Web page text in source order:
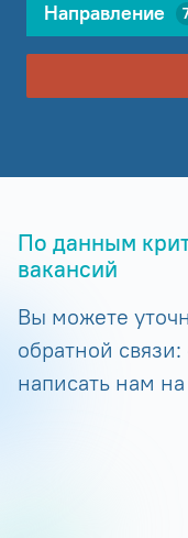
Направление
По данным
вакансий
Вы можете
обратной
написать нам